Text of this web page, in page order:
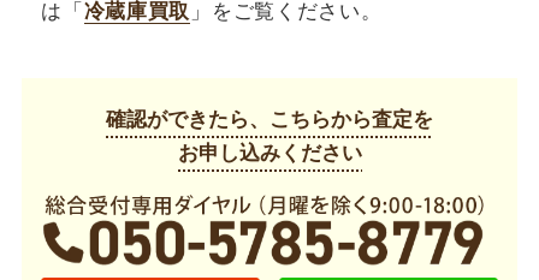
は「 冷蔵庫買取 」をご覧ください。
確認ができたら、こちらから査定を
お申し込みください